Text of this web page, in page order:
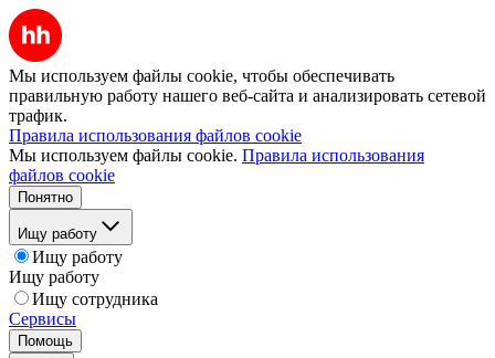
Мы используем файлы cookie, чтобы обеспечивать
правильную работу нашего веб-сайта и анализировать сетевой
трафик.
Правила использования файлов cookie
Мы используем файлы cookie. Правила использования
файлов cookie
Понятно
Ищу работу
Ищу работу
Ищу работу
Ищу сотрудника
Сервисы
Помощь